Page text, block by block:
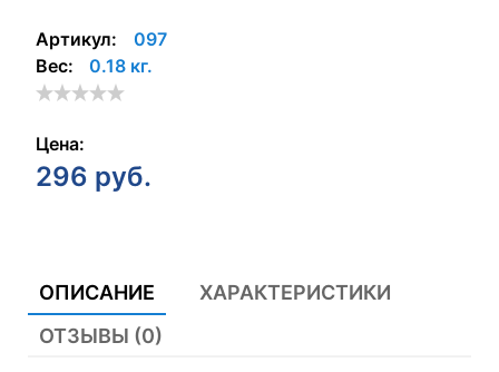
Артикул:
097
Вес:
0.18 кг.
Цена:
296 руб.
ОПИСАНИЕ
ХАРАКТЕРИСТИКИ
ОТЗЫВЫ (0)